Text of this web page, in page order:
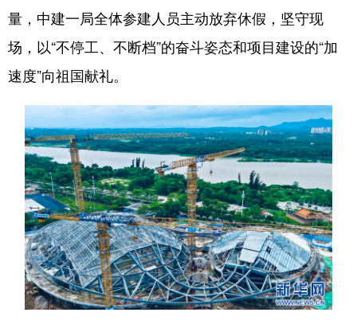
量，中建一局全体参建人员主动放弃休假，坚守现
场，以“不停工、不断档”的奋斗姿态和项目建设的“加
速度”向祖国献礼。